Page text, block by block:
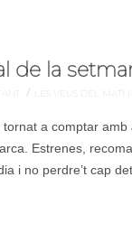
de la
/ LES VEUS DEL MATÍ
a comptar
Estrenes,
i no perdre’t cap